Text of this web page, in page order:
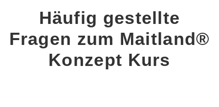
Häufig gestellte
Fragen zum Maitland®
Konzept Kurs